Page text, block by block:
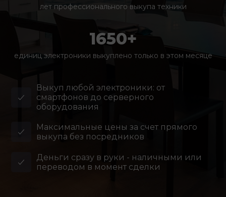
лет профессионального выкупа техники
1650+
единиц электроники выкуплено только в этом месяце
Выкуп любой электроники: от
смартфонов до серверного
оборудования
Максимальные цены за счет прямого
выкупа без посредников
Деньги сразу в руки - наличными или
переводом в момент сделки